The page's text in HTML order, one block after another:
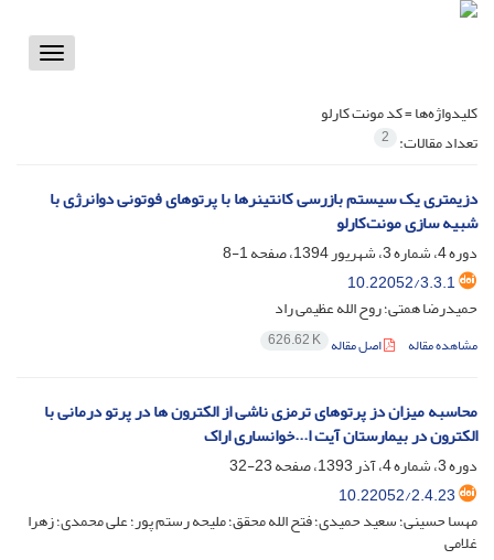
Toggle
کلیدواژه‌ها =کد مونت کارلو
تعداد مقالات: 2
دزیمتری یک سیستم بازرسی کانتینرها با پرتوهای فوتونی دوانرژی با
شبیه سازی مونت‌کارلو
دوره 4، شماره 3، شهریور 1394، صفحه
1-8
10.22052/3.3.1
حمیدرضا همتی؛ روح الله عظیمی راد
مشاهده مقاله اصل مقاله 626.62 K
محاسبه میزان دز پرتوهای ترمزی ناشی از الکترون ها در پرتو درمانی با
الکترون در بیمارستان آیت ا...خوانساری اراک
دوره 3، شماره 4، آذر 1393، صفحه
23-32
10.22052/2.4.23
مهسا حسینی؛ سعید حمیدی؛ فتح الله محقق؛ ملیحه رستم پور؛ علی محمدی؛ زهرا
غلامی